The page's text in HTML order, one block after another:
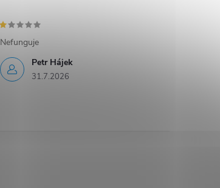
Petr Hájek
31.7.2026
Nefunguje